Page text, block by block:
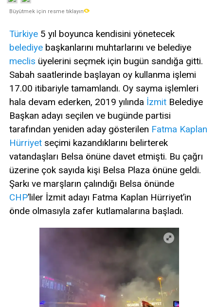
Büyütmek için resme tıklayın
Türkiye 5 yıl boyunca kendisini yönetecek
belediye başkanlarını muhtarlarını ve belediye
meclis üyelerini seçmek için bugün sandığa gitti.
Sabah saatlerinde başlayan oy kullanma işlemi
17.00 itibariyle tamamlandı. Oy sayma işlemleri
hala devam ederken, 2019 yılında İzmit Belediye
Başkan adayı seçilen ve bugünde partisi
tarafından yeniden aday gösterilen Fatma Kaplan
Hürriyet seçimi kazandıklarını belirterek
vatandaşları Belsa önüne davet etmişti. Bu çağrı
üzerine çok sayıda kişi Belsa Plaza önüne geldi.
Şarkı ve marşların çalındığı Belsa önünde
CHP’liler İzmit adayı Fatma Kaplan Hürriyet’in
önde olmasıyla zafer kutlamalarına başladı.